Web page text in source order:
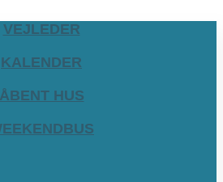
VEJLEDER
KALENDER
ÅBENT HUS